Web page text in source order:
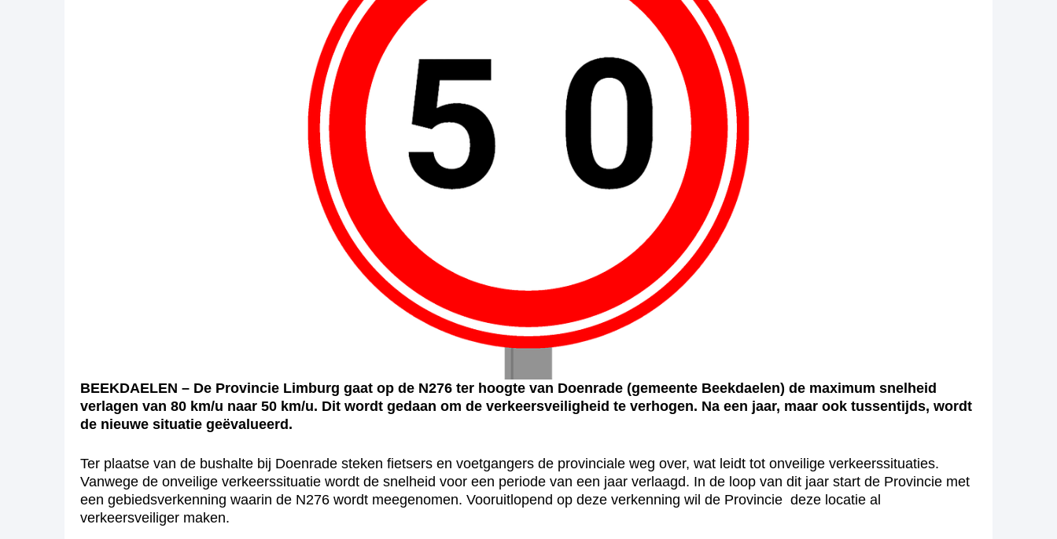
BEEKDAELEN – De Provincie Limburg gaat op de N276 ter hoogte van Doenrade (gemeente Beekdaelen) de maximum snelheid
verlagen van 80 km/u naar 50 km/u. Dit wordt gedaan om de verkeersveiligheid te verhogen. Na een jaar, maar ook tussentijds, wordt
de nieuwe situatie geëvalueerd.
Ter plaatse van de bushalte bij Doenrade steken fietsers en voetgangers de provinciale weg over, wat leidt tot onveilige verkeerssituaties.
Vanwege de onveilige verkeerssituatie wordt de snelheid voor een periode van een jaar verlaagd. In de loop van dit jaar start de Provincie met
een gebiedsverkenning waarin de N276 wordt meegenomen. Vooruitlopend op deze verkenning wil de Provincie deze locatie al
verkeersveiliger maken.